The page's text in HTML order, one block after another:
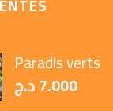
Paradis verts
7.000د.ج